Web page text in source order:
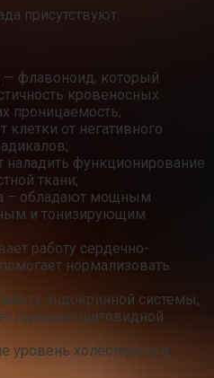
присутствуют:
— флавоноид, который
кровеносных
проницаемость;
от негативного
наладить функционирование
ткани;
– обладают мощным
и тонизирующим
работу сердечно-
нормализовать
эндокринной системы,
гормоны щитовидной
уровень холестерина в